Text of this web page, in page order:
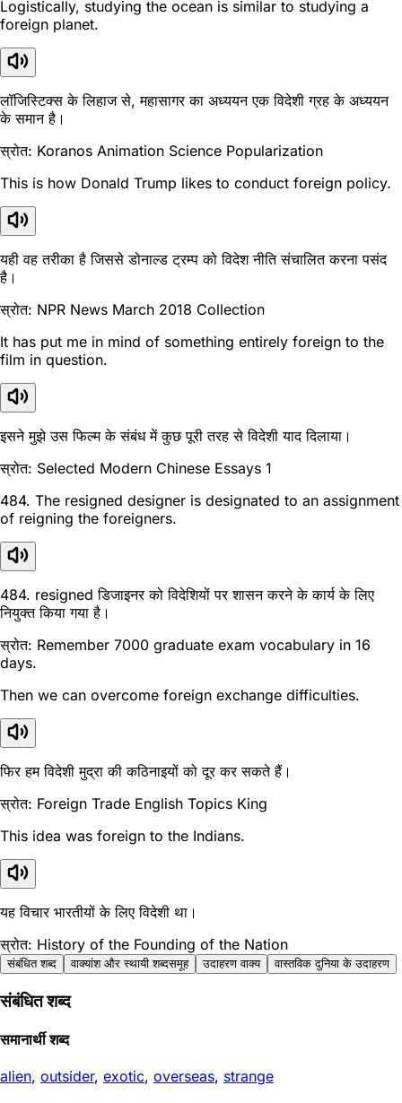
Logistically, studying the ocean is similar to studying a
foreign planet.
लॉजिस्टिक्स के लिहाज से, महासागर का अध्ययन एक विदेशी ग्रह के अध्ययन
के समान है।
स्रोत: Koranos Animation Science Popularization
This is how Donald Trump likes to conduct foreign policy.
यही वह तरीका है जिससे डोनाल्ड ट्रम्प को विदेश नीति संचालित करना पसंद
है।
स्रोत: NPR News March 2018 Collection
It has put me in mind of something entirely foreign to the
film in question.
इसने मुझे उस फिल्म के संबंध में कुछ पूरी तरह से विदेशी याद दिलाया।
स्रोत: Selected Modern Chinese Essays 1
484. The resigned designer is designated to an assignment
of reigning the foreigners.
484. resigned डिजाइनर को विदेशियों पर शासन करने के कार्य के लिए
नियुक्त किया गया है।
स्रोत: Remember 7000 graduate exam vocabulary in 16
days.
Then we can overcome foreign exchange difficulties.
फिर हम विदेशी मुद्रा की कठिनाइयों को दूर कर सकते हैं।
स्रोत: Foreign Trade English Topics King
This idea was foreign to the Indians.
यह विचार भारतीयों के लिए विदेशी था।
स्रोत: History of the Founding of the Nation
संबंधित शब्द वाक्यांश और स्थायी शब्दसमूह उदाहरण वाक्य वास्तविक दुनिया के उदाहरण
संबंधित शब्द
समानार्थी शब्द
alien, outsider, exotic, overseas, strange